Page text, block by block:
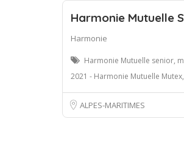
Harmonie Mutuelle
Harmonie
Harmonie Mutuelle senior,
2021 - Harmonie Mutuelle
ALPES-MARITIMES